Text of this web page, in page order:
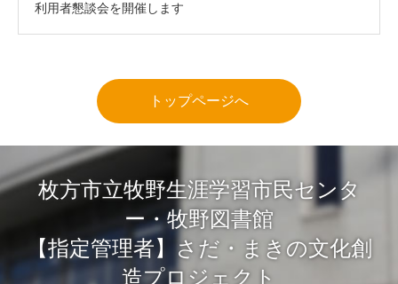
利用者懇談会を開催します
トップページへ
枚方市立牧野生涯学習市民センタ
ー・牧野図書館
【指定管理者】さだ・まきの文化創
造プロジェクト